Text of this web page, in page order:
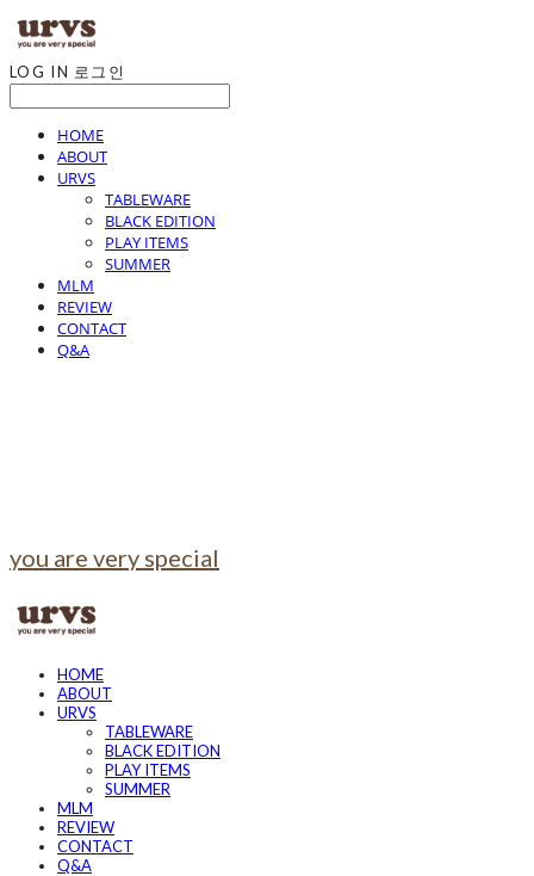
LOG IN 로그인
HOME
ABOUT
URVS
TABLEWARE
BLACK EDITION
PLAY ITEMS
SUMMER
MLM
REVIEW
CONTACT
Q&A
you are very special
HOME
ABOUT
URVS
TABLEWARE
BLACK EDITION
PLAY ITEMS
SUMMER
MLM
REVIEW
CONTACT
Q&A